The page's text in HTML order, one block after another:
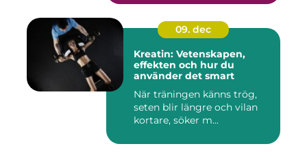
09. dec
Kreatin: Vetenskapen,
effekten och hur du
använder det smart
När träningen känns trög,
seten blir längre och vilan
kortare, söker m...